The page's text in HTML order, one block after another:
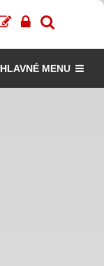
HLAVNÉ MENU